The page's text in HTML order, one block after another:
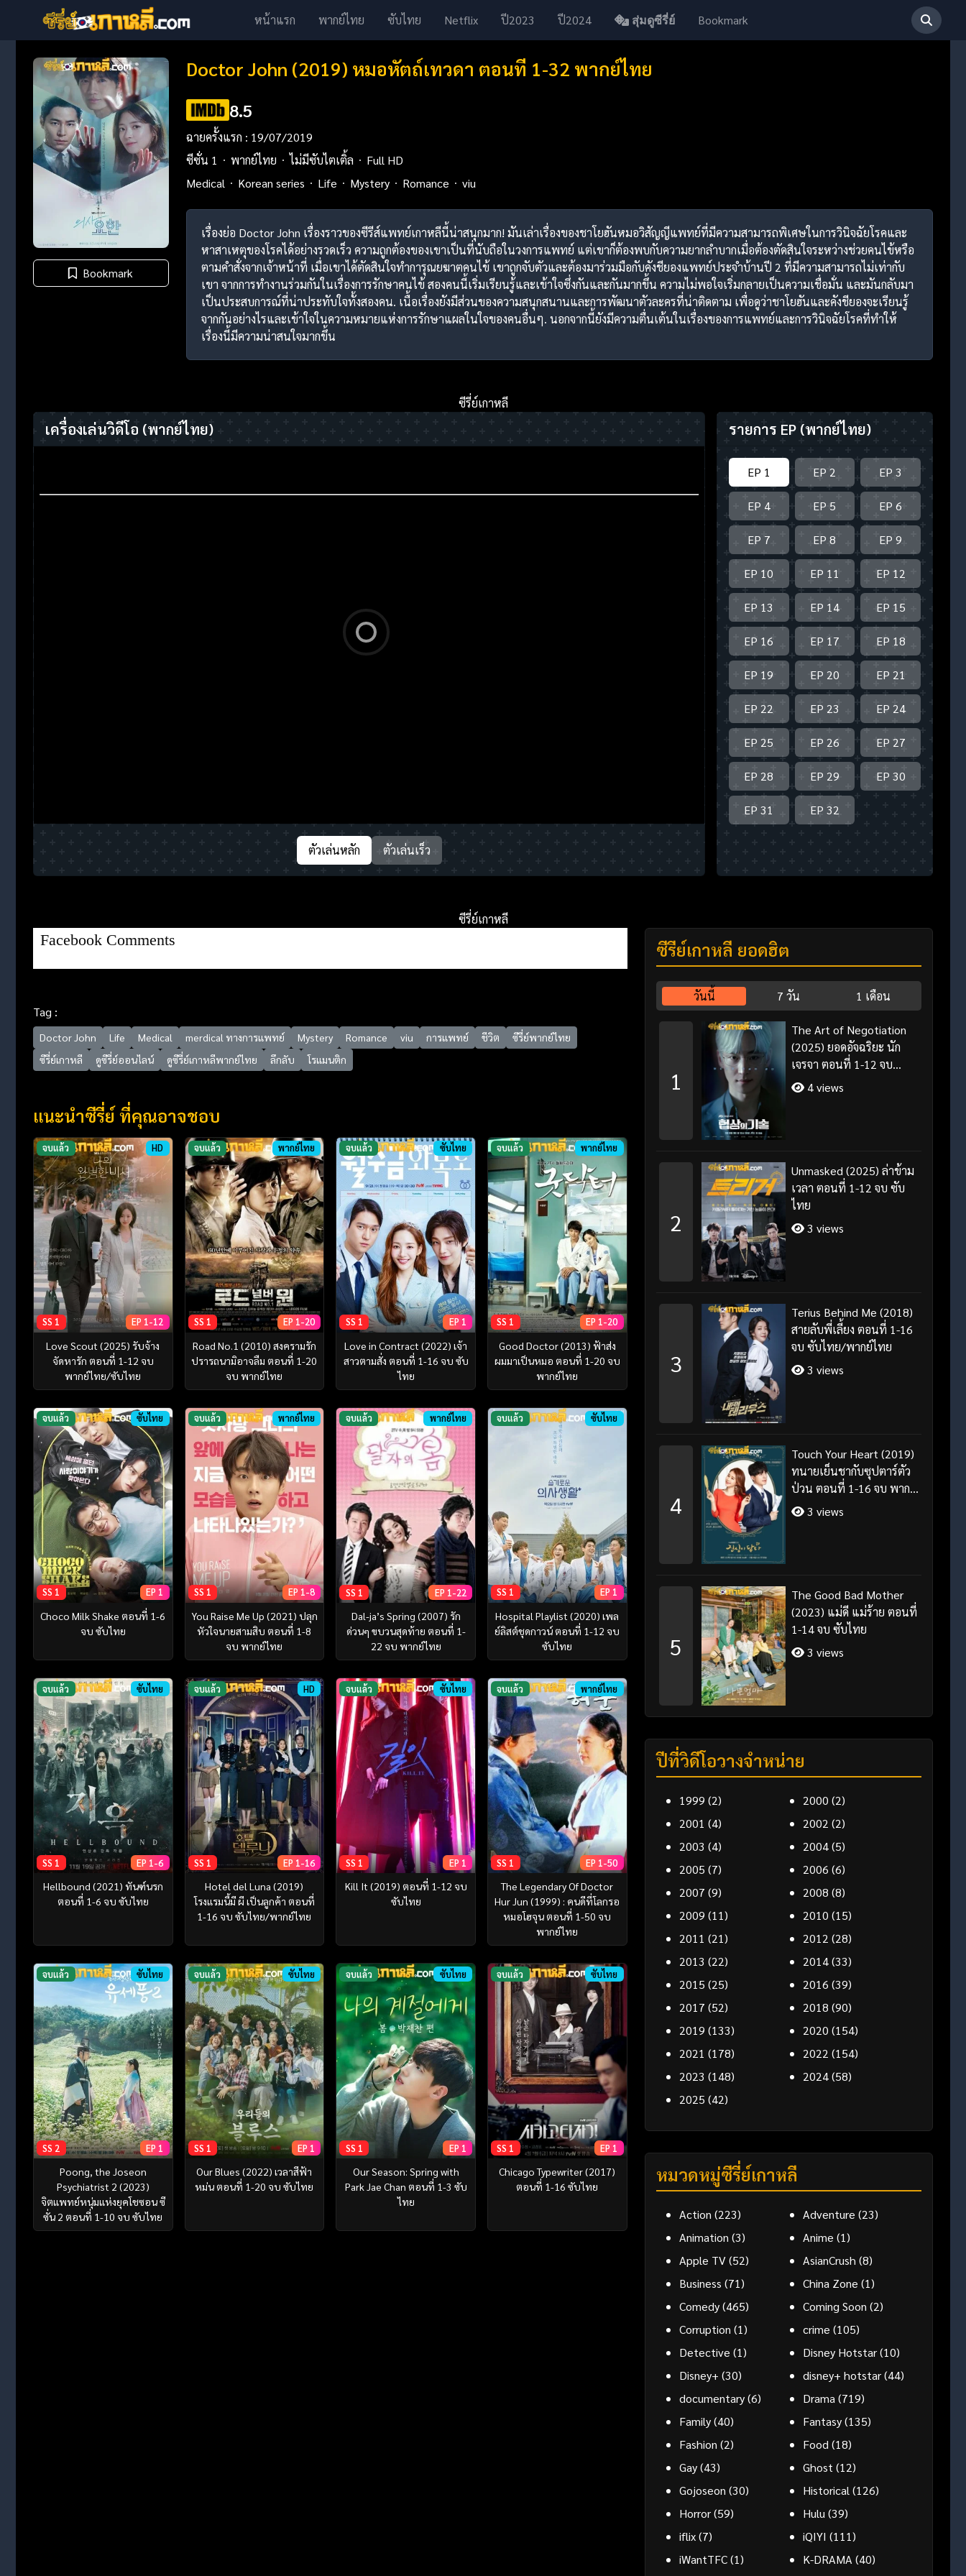
หน้าแรก พากย์ไทย ซับไทย Netflix ปี2023 ปี2024 สุ่มดูซีรี่ย์ Bookmark
Bookmark
Doctor John (2019) หมอหัตถ์เทวดา ตอนที 1-32 พากย์ไทย
8.5
ฉายครั้งแรก : 19/07/2019
ซีซั่น 1
พากย์ไทย ไม่มีซับไตเติ้ล
Full HD
Medical
Korean series Life Mystery Romance viu
เรื่องย่อ Doctor John เรื่องราวของซีรีส์แพทย์เกาหลีนี้น่าสนุกมาก! มันเล่าเรื่องของชาโยฮันหมอวิสัญญีแพทย์ที่มีความสามารถพิเศษในการวินิจฉัยโรคและ
หาสาเหตุของโรคได้อย่างรวดเร็ว ความถูกต้องของเขาเป็นที่นับถือในวงการแพทย์ แต่เขาก็ต้องพบกับความยากลำบากเมื่อต้องตัดสินใจระหว่างช่วยคนไข้หรือ
ตามคำสั่งจากเจ้าหน้าที่ เมื่อเขาได้ตัดสินใจทำการุณยฆาตคนไข้ เขาถูกจับตัวและต้องมาร่วมมือกับคังชียองแพทย์ประจำบ้านปี 2 ที่มีความสามารถไม่เท่ากับ
เขา จากการทำงานร่วมกันในเรื่องการรักษาคนไข้ สองคนนี้เริ่มเรียนรู้และเข้าใจซึ่งกันและกันมากขึ้น ความไม่พอใจเริ่มกลายเป็นความเชื่อมั่น และมันกลับมา
เป็นประสบการณ์ที่น่าประทับใจทั้งสองคน. เนื้อเรื่องยังมีส่วนของความสนุกสนานและการพัฒนาตัวละครที่น่าติดตาม เพื่อดูว่าชาโยฮันและคังชียองจะเรียนรู้
จากกันอย่างไรและเข้าใจในความหมายแห่งการรักษาแผลในใจของคนอื่นๆ. นอกจากนี้ยังมีความตื่นเต้นในเรื่องของการแพทย์และการวินิจฉัยโรคที่ทำให้
เรื่องนี้มีความน่าสนใจมากขึ้น
ซีรี่ย์เกาหลี
เครื่องเล่นวิดีโอ (พากย์ไทย)
ตัวเล่นหลัก ตัวเล่นเร็ว
รายการ EP (พากย์ไทย)
EP 1 EP 2 EP 3
EP 4 EP 5 EP 6
EP 7 EP 8 EP 9
EP 10 EP 11 EP 12
EP 13 EP 14 EP 15
EP 16 EP 17 EP 18
EP 19 EP 20 EP 21
EP 22 EP 23 EP 24
EP 25 EP 26 EP 27
EP 28 EP 29 EP 30
EP 31 EP 32
ซีรี่ย์เกาหลี
Facebook Comments
Tag :
Doctor John Life Medical merdical ทางการแพทย์ Mystery Romance viu การแพทย์ ชีวิต
ซีรี่ย์พากย์ไทย
ซีรี่ย์เกาหลี
ดูซีรี่ย์ออนไลน์ ดูซีรี่ย์เกาหลีพากย์ไทย ลึกลับ โรแมนติก
แนะนำซีรี่ย์ ที่คุณอาจชอบ
จบแล้ว HD
SS 1 EP 1-12
Love Scout (2025) รับจ้าง
จัดหารัก ตอนที่ 1-12 จบ
พากย์ไทย/ซับไทย
จบแล้ว พากย์ไทย
SS 1 EP 1-20
Road No.1 (2010) สงครามรัก
ปรารถนามิอาจลืม ตอนที่ 1-20
จบ พากย์ไทย
จบแล้ว ซับไทย
SS 1 EP 1
Love in Contract (2022) เจ้า
สาวตามสั่ง ตอนที่ 1-16 จบ ซับ
ไทย
จบแล้ว พากย์ไทย
SS 1 EP 1-20
Good Doctor (2013) ฟ้าส่ง
ผมมาเป็นหมอ ตอนที่ 1-20 จบ
พากย์ไทย
จบแล้ว ซับไทย
SS 1 EP 1
Choco Milk Shake ตอนที่ 1-6
จบ ซับไทย
จบแล้ว พากย์ไทย
SS 1 EP 1-8
You Raise Me Up (2021) ปลุก
หัวใจนายสามสิบ ตอนที่ 1-8
จบ พากย์ไทย
จบแล้ว พากย์ไทย
SS 1 EP 1-22
Dal-ja’s Spring (2007) รัก
ด่วนๆ ขบวนสุดท้าย ตอนที่ 1-
22 จบ พากย์ไทย
จบแล้ว ซับไทย
SS 1 EP 1
Hospital Playlist (2020) เพล
ย์ลิสต์ชุดกาวน์ ตอนที่ 1-12 จบ
ซับไทย
จบแล้ว ซับไทย
SS 1 EP 1-6
Hellbound (2021) ทันฑ์นรก
ตอนที่ 1-6 จบ ซับไทย
จบแล้ว HD
SS 1 EP 1-16
Hotel del Luna (2019)
โรงแรมนี้มี ผี เป็นลูกค้า ตอนที่
1-16 จบ ซับไทย/พากย์ไทย
จบแล้ว ซับไทย
SS 1 EP 1
Kill It (2019) ตอนที่ 1-12 จบ
ซับไทย
จบแล้ว พากย์ไทย
SS 1 EP 1-50
The Legendary Of Doctor
Hur Jun (1999) : คนดีที่โลกรอ
หมอโฮจุน ตอนที่ 1-50 จบ
พากย์ไทย
จบแล้ว ซับไทย
SS 2 EP 1
Poong, the Joseon
Psychiatrist 2 (2023)
จิตแพทย์หนุ่มแห่งยุคโชซอน ซี
ซั่น 2 ตอนที่ 1-10 จบ ซับไทย
จบแล้ว ซับไทย
SS 1 EP 1
Our Blues (2022) เวลาสีฟ้า
หม่น ตอนที่ 1-20 จบ ซับไทย
จบแล้ว ซับไทย
SS 1 EP 1
Our Season: Spring with
Park Jae Chan ตอนที่ 1-3 ซับ
ไทย
จบแล้ว ซับไทย
SS 1 EP 1
Chicago Typewriter (2017)
ตอนที่ 1-16 ซับไทย
ซีรี่ย์เกาหลี ยอดฮิต
วันนี้ 7 วัน 1 เดือน
1
The Art of Negotiation
(2025) ยอดอัจฉริยะ นัก
เจรจา ตอนที่ 1-12 จบ
พากย์ไทย/ซับไทย
4 views
2
Unmasked (2025) ล่าข้าม
เวลา ตอนที่ 1-12 จบ ซับ
ไทย
3 views
3
Terius Behind Me (2018)
สายลับพี่เลี้ยง ตอนที่ 1-16
จบ ซับไทย/พากย์ไทย
3 views
4
Touch Your Heart (2019)
ทนายเย็นชากับซุปตาร์ตัว
ป่วน ตอนที่ 1-16 จบ พากย์
ไทย/ซับไทย
3 views
5
The Good Bad Mother
(2023) แม่ดี แม่ร้าย ตอนที่
1-14 จบ ซับไทย
3 views
ปีที่วิดีโอวางจำหน่าย
1999 (2) 2000 (2)
2001 (4) 2002 (2)
2003 (4) 2004(5)
2005 (7) 2006 (6)
2007 (9) 2008 (8)
2009 (11) 2010 (15)
2011 (21) 2012 (28)
2013 (22) 2014(33)
2015 (25) 2016 (39)
2017 (52) 2018 (90)
2019 (133) 2020 (154)
2021 (178) 2022 (154)
2023 (148) 2024(58)
2025 (42)
หมวดหมู่ซีรี่ย์เกาหลี
Action (223) Adventure (23)
Animation (3) Anime (1)
Apple TV(52) AsianCrush (8)
Business (71) China Zone (1)
Comedy(465) Coming Soon (2)
Corruption (1) crime (105)
Detective (1) Disney Hotstar(10)
Disney+ (30) disney+ hotstar(44)
documentary(6) Drama (719)
Family(40) Fantasy(135)
Fashion (2) Food (18)
Gay(43) Ghost (12)
Gojoseon (30) Historical (126)
Horror(59) Hulu (39)
iflix(7) iQIYI (111)
iWantTFC(1) K-DRAMA (40)